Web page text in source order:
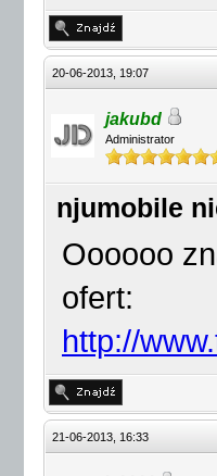
20-06-2013, 19:07
jakubd
Administrator
njumobile
Oooooo
ofert:
http://
21-06-2013, 16:33